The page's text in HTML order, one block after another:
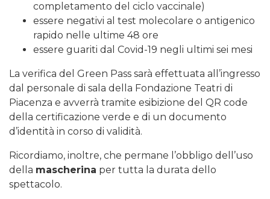
completamento del ciclo vaccinale)
essere negativi al test molecolare o antigenico
rapido nelle ultime 48 ore
essere guariti dal Covid-19 negli ultimi sei mesi
La verifica del Green Pass sarà effettuata all’ingresso
dal personale di sala della Fondazione Teatri di
Piacenza e avverrà tramite esibizione del QR code
della certificazione verde e di un documento
d’identità in corso di validità.
Ricordiamo, inoltre, che permane l’obbligo dell’uso
della mascherina per tutta la durata dello
spettacolo.